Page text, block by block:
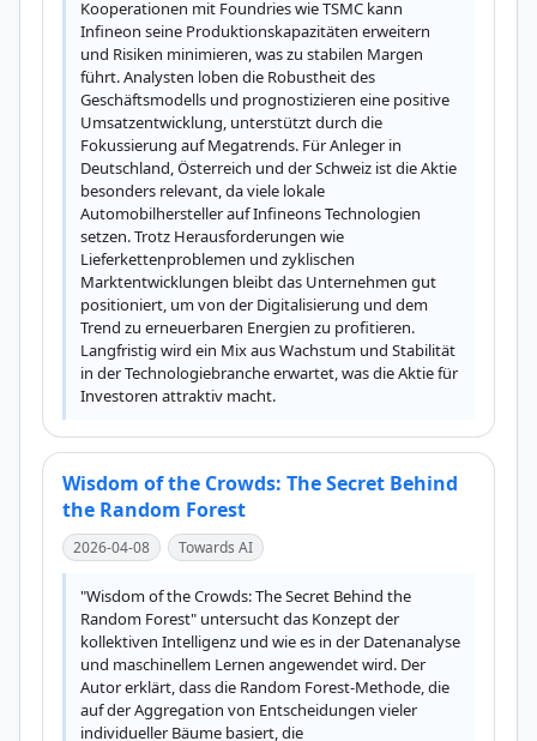
Kooperationen mit Foundries wie TSMC kann
Infineon seine Produktionskapazitäten erweitern
und Risiken minimieren, was zu stabilen Margen
führt. Analysten loben die Robustheit des
Geschäftsmodells und prognostizieren eine positive
Umsatzentwicklung, unterstützt durch die
Fokussierung auf Megatrends. Für Anleger in
Deutschland, Österreich und der Schweiz ist die Aktie
besonders relevant, da viele lokale
Automobilhersteller auf Infineons Technologien
setzen. Trotz Herausforderungen wie
Lieferkettenproblemen und zyklischen
Marktentwicklungen bleibt das Unternehmen gut
positioniert, um von der Digitalisierung und dem
Trend zu erneuerbaren Energien zu profitieren.
Langfristig wird ein Mix aus Wachstum und Stabilität
in der Technologiebranche erwartet, was die Aktie für
Investoren attraktiv macht.
Wisdom of the Crowds: The Secret Behind
the Random Forest
2026-04-08 Towards AI
"Wisdom of the Crowds: The Secret Behind the
Random Forest" untersucht das Konzept der
kollektiven Intelligenz und wie es in der Datenanalyse
und maschinellem Lernen angewendet wird. Der
Autor erklärt, dass die Random Forest-Methode, die
auf der Aggregation von Entscheidungen vieler
individueller Bäume basiert, die